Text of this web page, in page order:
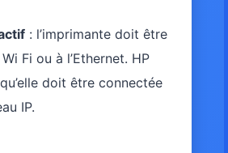
: l’imprimante doit être
Fi ou à l’Ethernet. HP
doit être connectée
IP.